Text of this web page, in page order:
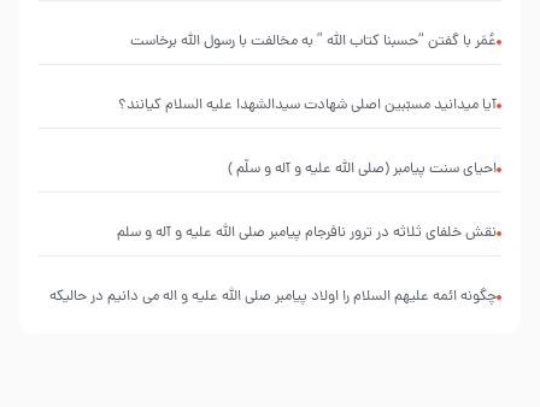
با
زیبا و
عُمَر با گفتن “حسبنا كتاب اللّه ” به مخالفت با رسول اللّه برخاست
آیا میدانید مسبّبین اصلی شهادت سیدالشهدا علیه ‌السلام کیانند؟
احیای سنت پیامبر (صلی الله علیه و آله و سلّم )
نقش خلفای ثلاثه در ترور نافرجام پیامبر صلی الله علیه و آله و سلم
چگونه ائمه علیهم السلام را اولاد پیامبر صلی الله علیه و اله می دانیم در حالیکه